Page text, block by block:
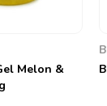
10 litre